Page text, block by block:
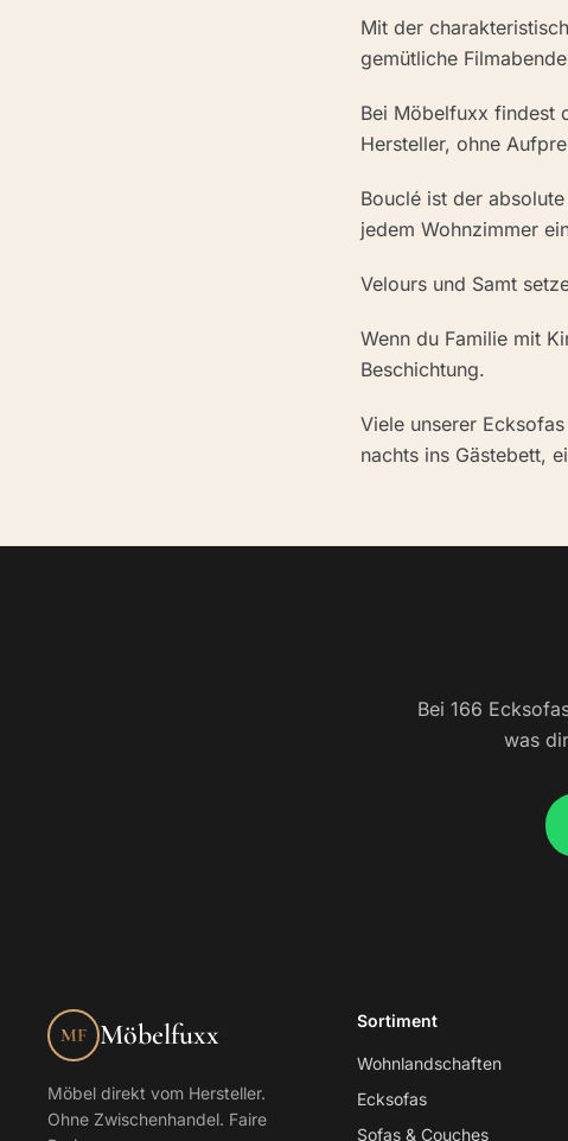
Mit der
gemütliche
Bei Möbelfuxx findest
Hersteller, ohne
Bouclé ist der
jedem Wohnzimmer
Velours und Samt
Wenn du Familie mit
Beschichtung.
Viele unserer
nachts ins Gästebett,
Bei 166
was
MF Möbelfuxx
Möbel direkt vom Hersteller.
Ohne Zwischenhandel. Faire
Sortiment
Wohnlandschaften
Ecksofas
Sofas & Couches